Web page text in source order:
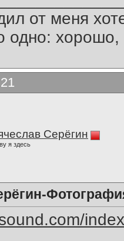
от меня
одно:
Серёгин
я здесь